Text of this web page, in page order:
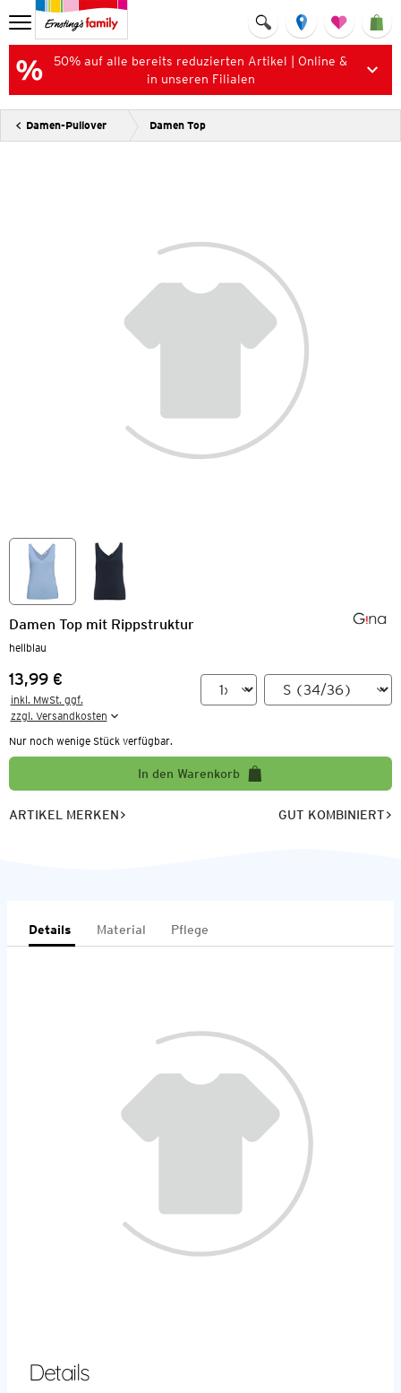
50% auf alle bereits reduzierten Artikel | Online &
in unseren Filialen
Damen-Pullover Damen Top
Damen Top mit Rippstruktur
hellblau
Preis:
13,99 €
inkl. MwSt. ggf.
zzgl. Versandkosten
Nur noch wenige Stück verfügbar.
In den Warenkorb
ARTIKEL MERKEN GUT KOMBINIERT
Details Material Pflege
Details